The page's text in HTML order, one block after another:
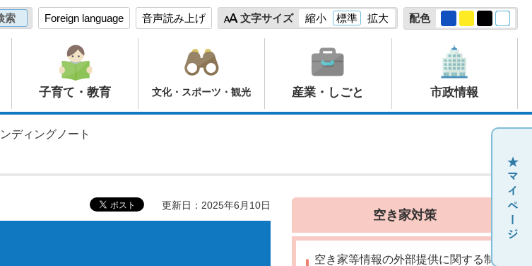
Foreign language 音声読み上げ 文字サイズ 縮小 標準 拡大 配色
子育て・教育 文化・スポーツ・観光 産業・しごと 市政情報
ディングノート
更新日：2025年6月10日
空き家対策
空き家等情報の外部提供に関する制